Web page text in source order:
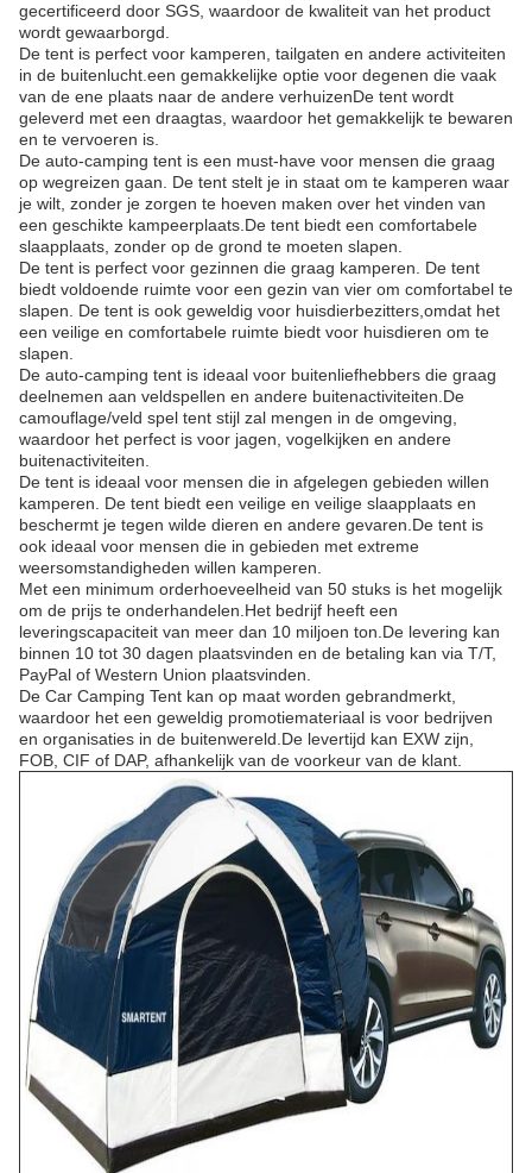
gecertificeerd door SGS, waardoor de kwaliteit van het product
wordt gewaarborgd.
De tent is perfect voor kamperen, tailgaten en andere activiteiten
in de buitenlucht.een gemakkelijke optie voor degenen die vaak
van de ene plaats naar de andere verhuizenDe tent wordt
geleverd met een draagtas, waardoor het gemakkelijk te bewaren
en te vervoeren is.
De auto-camping tent is een must-have voor mensen die graag
op wegreizen gaan. De tent stelt je in staat om te kamperen waar
je wilt, zonder je zorgen te hoeven maken over het vinden van
een geschikte kampeerplaats.De tent biedt een comfortabele
slaapplaats, zonder op de grond te moeten slapen.
De tent is perfect voor gezinnen die graag kamperen. De tent
biedt voldoende ruimte voor een gezin van vier om comfortabel te
slapen. De tent is ook geweldig voor huisdierbezitters,omdat het
een veilige en comfortabele ruimte biedt voor huisdieren om te
slapen.
De auto-camping tent is ideaal voor buitenliefhebbers die graag
deelnemen aan veldspellen en andere buitenactiviteiten.De
camouflage/veld spel tent stijl zal mengen in de omgeving,
waardoor het perfect is voor jagen, vogelkijken en andere
buitenactiviteiten.
De tent is ideaal voor mensen die in afgelegen gebieden willen
kamperen. De tent biedt een veilige en veilige slaapplaats en
beschermt je tegen wilde dieren en andere gevaren.De tent is
ook ideaal voor mensen die in gebieden met extreme
weersomstandigheden willen kamperen.
Met een minimum orderhoeveelheid van 50 stuks is het mogelijk
om de prijs te onderhandelen.Het bedrijf heeft een
leveringscapaciteit van meer dan 10 miljoen ton.De levering kan
binnen 10 tot 30 dagen plaatsvinden en de betaling kan via T/T,
PayPal of Western Union plaatsvinden.
De Car Camping Tent kan op maat worden gebrandmerkt,
waardoor het een geweldig promotiemateriaal is voor bedrijven
en organisaties in de buitenwereld.De levertijd kan EXW zijn,
FOB, CIF of DAP, afhankelijk van de voorkeur van de klant.